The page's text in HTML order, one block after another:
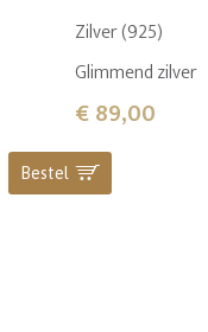
Zilver (925)
Glimmend zilver
€ 89,00
Bestel